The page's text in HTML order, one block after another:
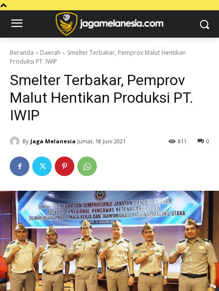
Beranda Daerah
Smelter Terbakar, Pemprov Malut Hentikan
Produksi PT. IWIP
Smelter Terbakar, Pemprov
Malut Hentikan Produksi PT.
IWIP
By Jaga Melanesia Jumat, 18 Juni 2021 0
811